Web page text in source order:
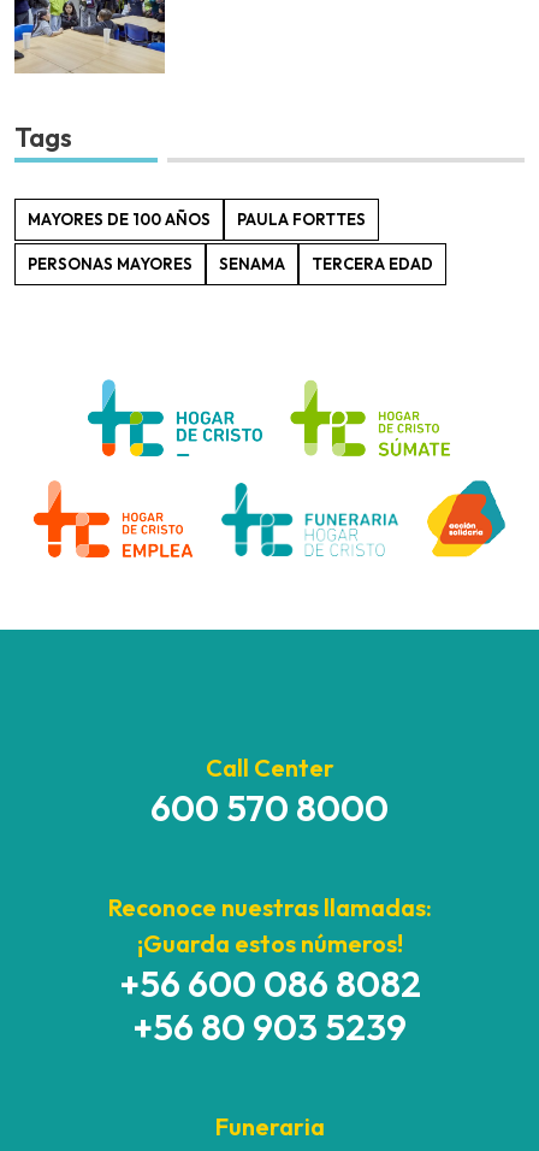
Tags
MAYORES DE 100 AÑOS PAULA FORTTES
PERSONAS MAYORES SENAMA TERCERA EDAD
Call Center
600 570 8000
Reconoce nuestras llamadas:
¡Guarda estos números!
+56 600 086 8082
+56 80 903 5239
Funeraria